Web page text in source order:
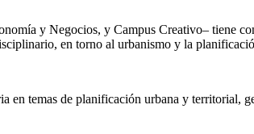
y Negocios, y Campus Creativo– tiene
en torno al urbanismo y la
en temas de planificación urbana y